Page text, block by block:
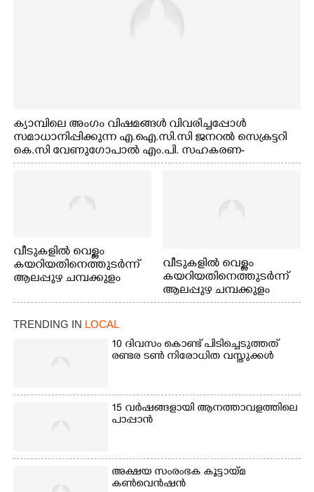
ക്യാമ്പിലെ അംഗം വിഷമങ്ങൾ വിവരിച്ചപ്പോൾ
സമാധാനിപ്പിക്കുന്ന എ.ഐ.സി.സി ജനറൽ സെക്രട്ടറി
കെ.സി വേണുഗോപാൽ എം.പി. സഹകരണ-
എക്സൈസ് വകുപ്പ് മന്ത്രി എം. ലിജു, എന്നിവർ
വീടുകളിൽ വെള്ളം
കയറിയതിനെത്തുടർന്ന്
ആലപ്പുഴ ചമ്പക്കുളം
പോരൂക്കര സെൻട്രൽ
സ്കൂളിലെ ദുരിതാശ്വാസ
ക്യാമ്പിലെത്തിയവർ
ഉണക്കാനിട്ടിരിക്കുന്ന
ഏർപ്പെട്ടിരിക്കുന്ന
വീടുകളിൽ വെള്ളം
കയറിയതിനെത്തുടർന്ന്
ആലപ്പുഴ ചമ്പക്കുളം
ഫാദർ തോമസ്
ക്യാമ്പിലെത്തിയവർ മഴ
മാറിനിന്ന ഇടവേളയിൽ
ഉണക്കാനിടുന്ന കാഴ്ച.
TRENDING IN LOCAL
10 ദിവസം കൊണ്ട് പിടിച്ചെടുത്തത്
രണ്ടര ടൺ നിരോധിത വസ്തുക്കൾ
15 വർഷങ്ങളായി ആനത്താവളത്തിലെ
പാപ്പാൻ
അക്ഷയ സംരംഭക കൂട്ടായ്മ
കൺവെൻഷൻ